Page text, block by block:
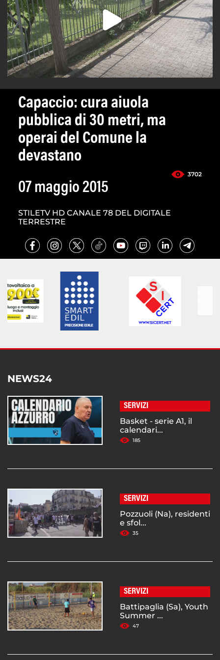
Capaccio: cura aiuola
pubblica di 30 metri, ma
operai del Comune la
devastano
3702
07 maggio 2015
STILETV HD CANALE 78 DEL DIGITALE
TERRESTRE
NEWS24
SERVIZI
Basket - serie A1, il
calendari...
185
SERVIZI
Pozzuoli (Na), residenti
e sfol...
35
SERVIZI
Battipaglia (Sa), Youth
Summer ...
47